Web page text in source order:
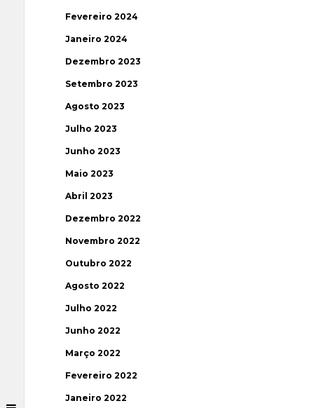
Fevereiro 2024
Janeiro 2024
Dezembro 2023
Setembro 2023
Agosto 2023
Julho 2023
Junho 2023
Maio 2023
Abril 2023
Dezembro 2022
Novembro 2022
Outubro 2022
Agosto 2022
Julho 2022
Junho 2022
Março 2022
Fevereiro 2022
Janeiro 2022